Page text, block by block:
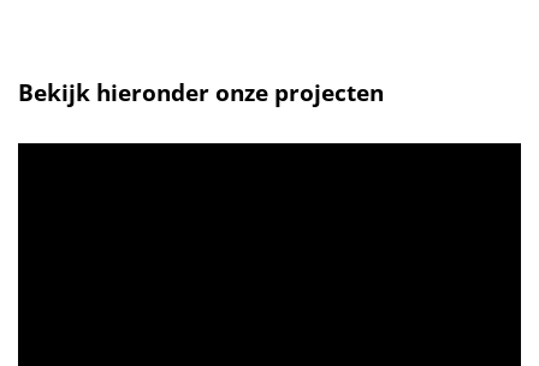
Bekijk hieronder onze projecten